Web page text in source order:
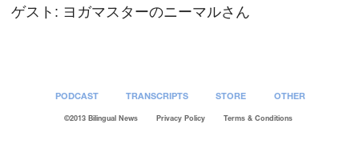
LINK
ゲスト: ヨガマスターのニーマルさん
PODCAST TRANSCRIPTS STORE OTHER
©2013 Bilingual News Privacy Policy Terms & Conditions